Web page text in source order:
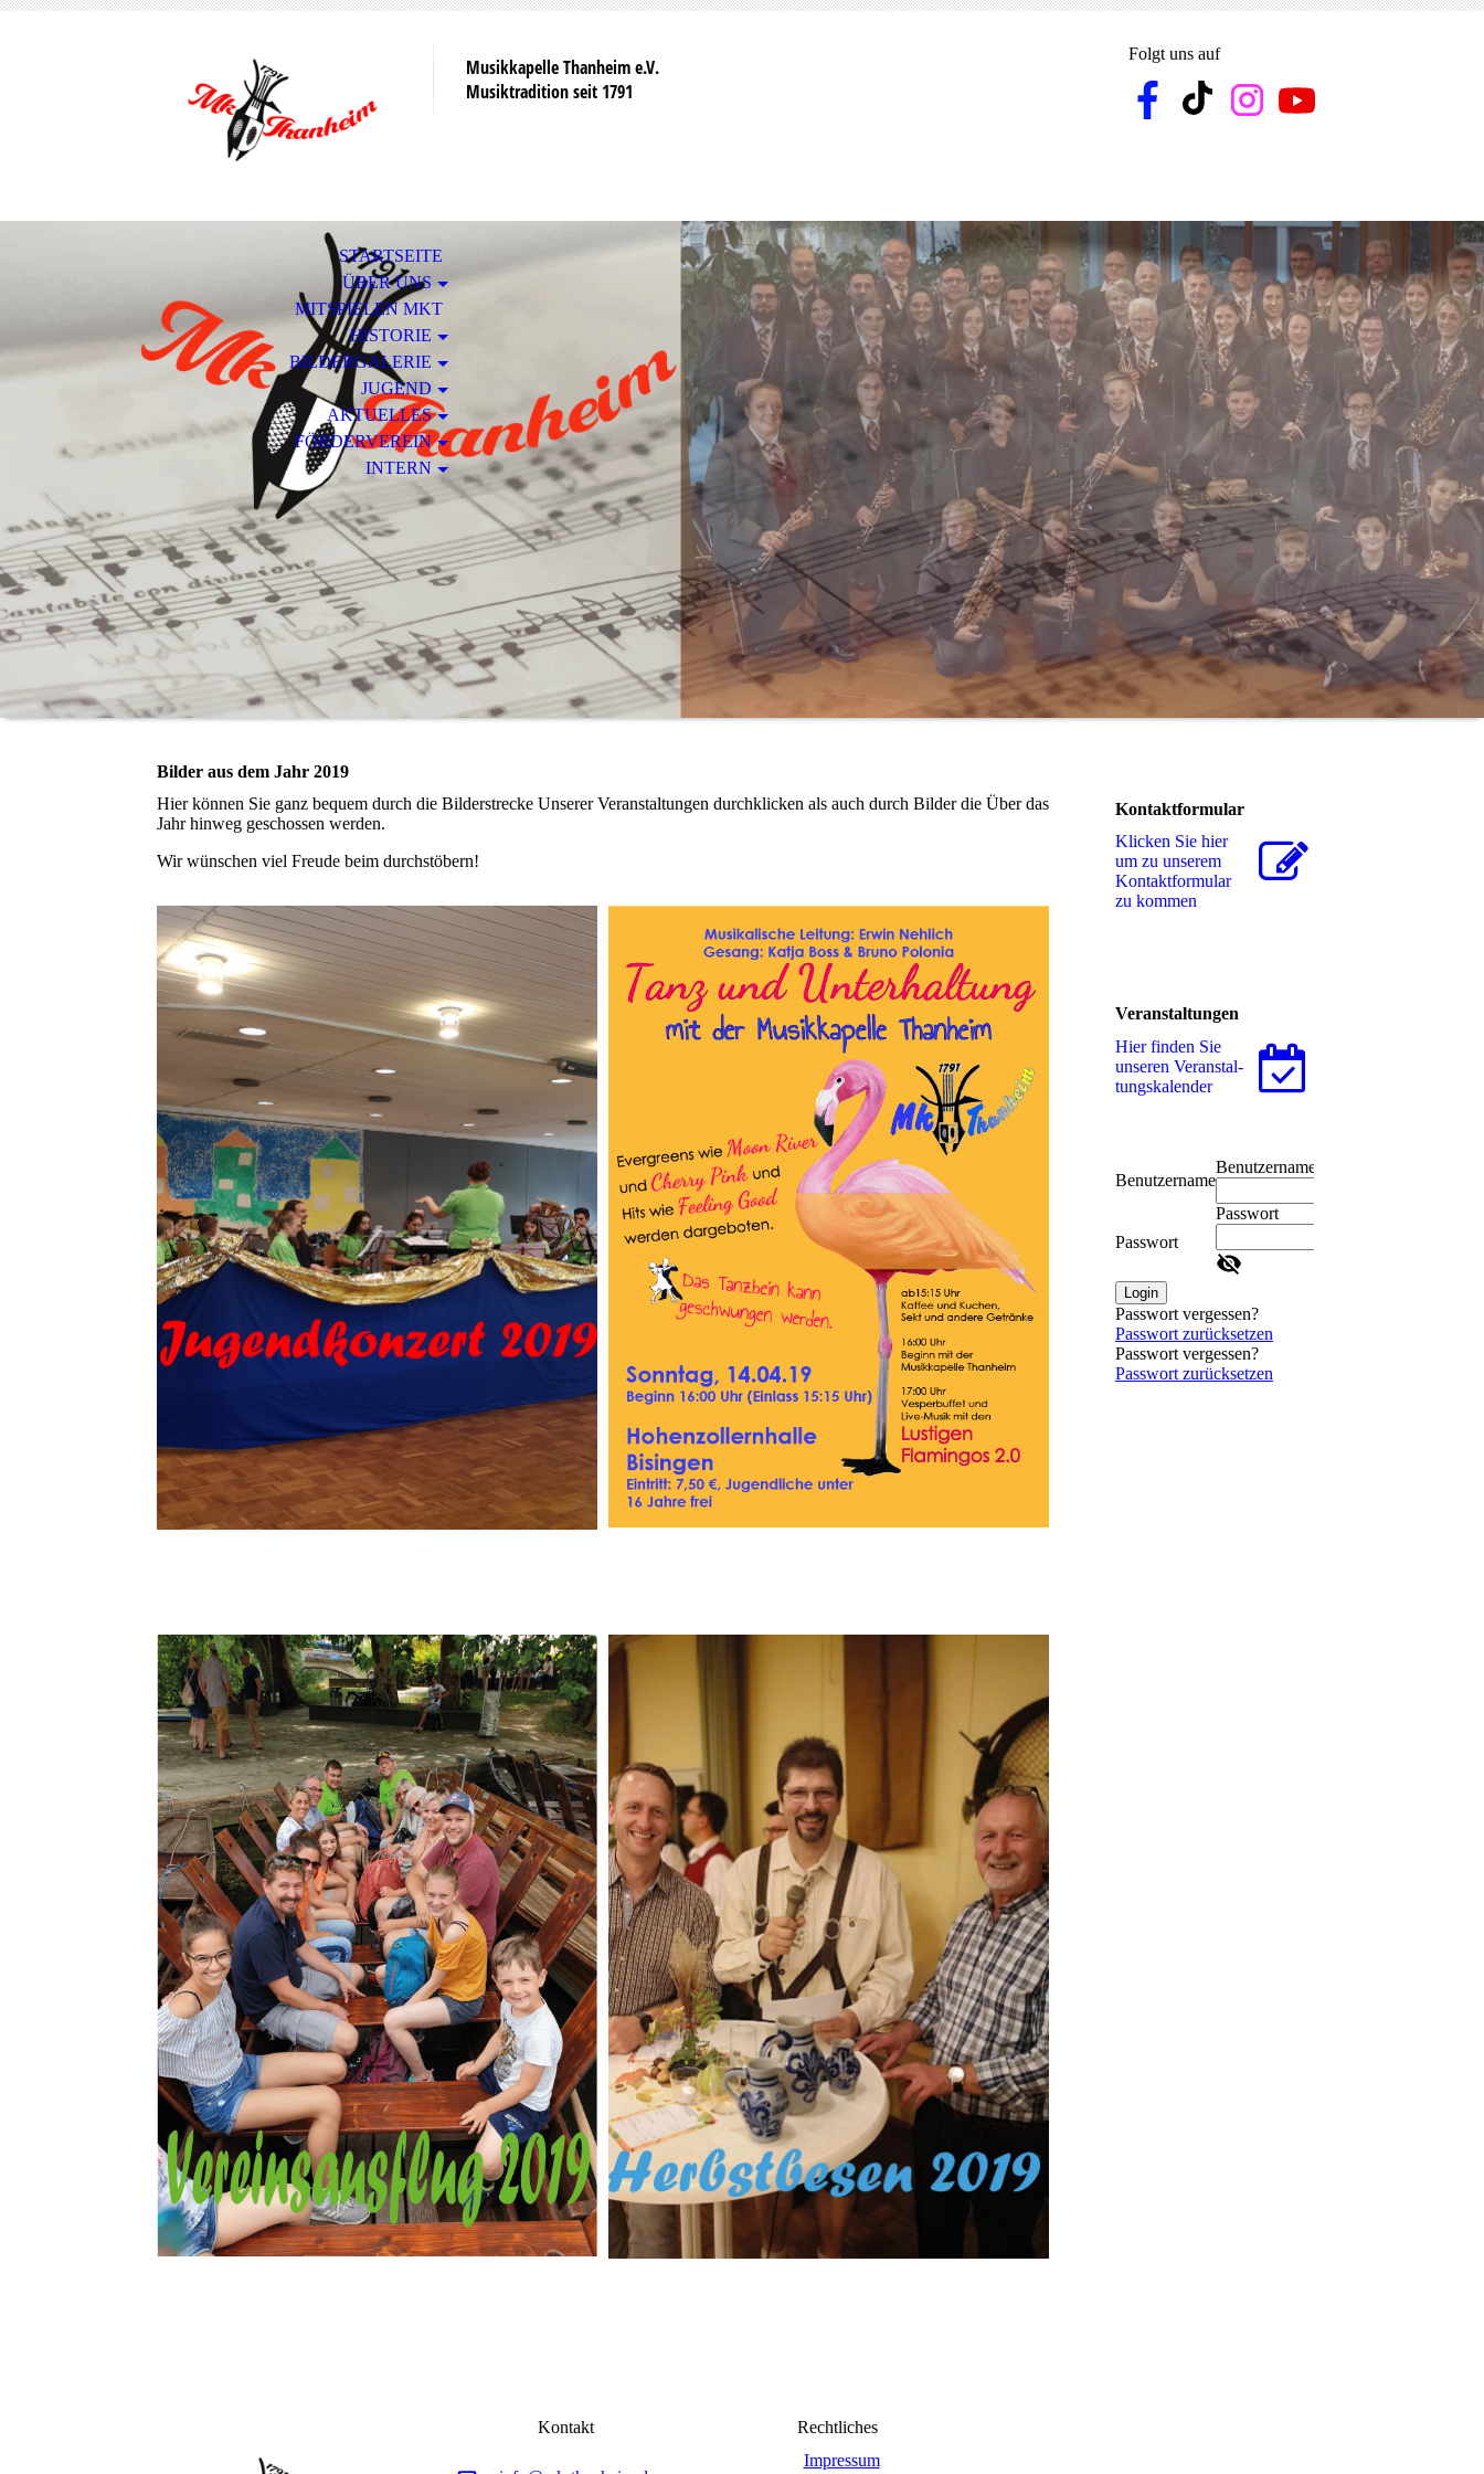
Musikkapelle Thanheim e.V.
Musiktradition seit 1791
Folgt uns auf
STARTSEITE
ÜBER UNS
MITSPIELEN MKT
HISTORIE
BILDERGALERIE
JUGEND
AKTUELLES
FÖRDERVEREIN
INTERN
Bilder aus dem Jahr 2019
Hier können Sie ganz bequem durch die Bilderstrecke Unserer Veranstaltungen durchklicken als auch durch Bilder die Über das
Jahr hinweg geschossen werden.
Wir wünschen viel Freude beim durchstöbern!
Kontaktformular
Klicken Sie hier
um zu unserem
Kon­takt­for­mu­lar
zu kommen
Veranstaltungen
Hier finden Sie
unseren Ver­an­stal­
tungs­ka­len­der
Benutzername
Benutzername
Passwort
Passwort
Login
Passwort vergessen?
Passwort zurücksetzen
Passwort vergessen?
Passwort zurücksetzen
Kontakt
Rechtliches
Impressum